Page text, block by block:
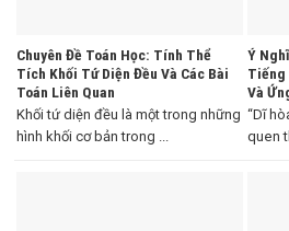
Chuyên Đề Toán Học: Tính Thể
Tích Khối Tứ Diện Đều Và Các Bài
Toán Liên Quan
Khối tứ diện đều là một trong những
hình khối cơ bản trong ...
Ý
Tiếng
Và
“Dĩ
quen